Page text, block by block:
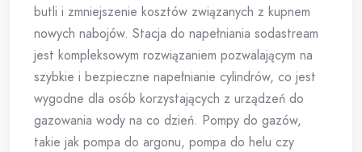
butli i zmniejszenie kosztów związanych z kupnem
nowych nabojów. Stacja do napełniania sodastream
jest kompleksowym rozwiązaniem pozwalającym na
szybkie i bezpieczne napełnianie cylindrów, co jest
wygodne dla osób korzystających z urządzeń do
gazowania wody na co dzień. Pompy do gazów,
takie jak pompa do argonu, pompa do helu czy